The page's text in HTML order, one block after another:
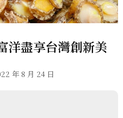
洋盡享台灣創新美
年 8 月 24 日